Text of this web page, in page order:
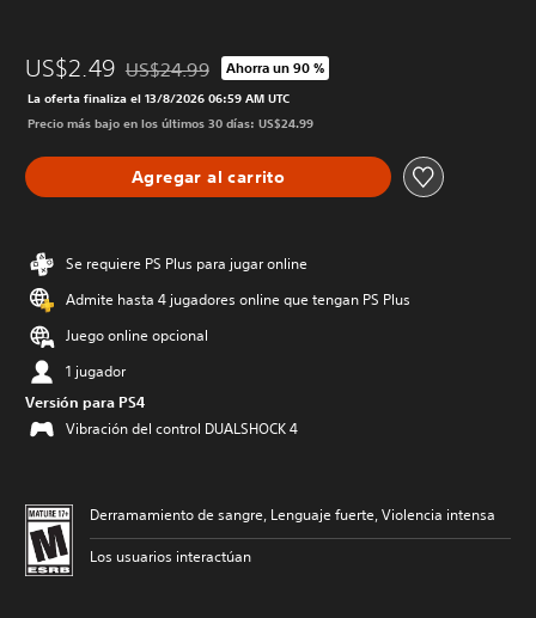
US$2.49 Rebajado del precio original de US$24.99
US$24.99 Ahorra un 90 %
La oferta finaliza el 13/8/2026 06:59 AM UTC
Precio más bajo en los últimos 30 días: US$24.99
Agregar al carrito
Se requiere PS Plus para jugar online
Admite hasta 4 jugadores online que tengan PS Plus
Juego online opcional
1 jugador
Versión para PS4
Vibración del control DUALSHOCK 4
Derramamiento de sangre, Lenguaje fuerte, Violencia intensa
Los usuarios interactúan